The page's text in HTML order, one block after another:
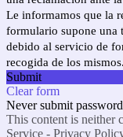
Le informamos que la
formulario supone una
debido al servicio de
recogida de los mismos.
Submit
Clear form
Never submit
This content is neither
Service - Privacy